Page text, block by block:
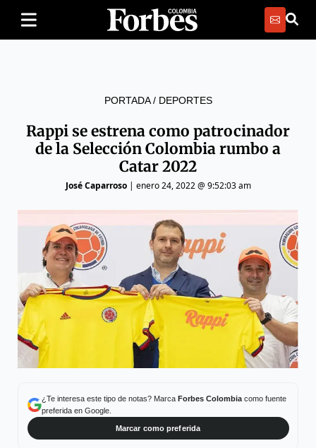
PORTADA/ DEPORTES
Rappi se estrena como patrocinador
de la Selección Colombia rumbo a
Catar 2022
José Caparroso| enero 24, 2022 @ 9:52:03 am
¿Te interesa este tipo de notas? Marca Forbes Colombiacomo fuente
preferida en Google.
Marcar como preferida